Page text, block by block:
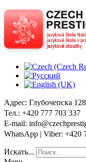
Адрес: Глубочепска
Тел.: +420 777 703 337
E-mail:
WhatsApp | Viber: +420
Искать...